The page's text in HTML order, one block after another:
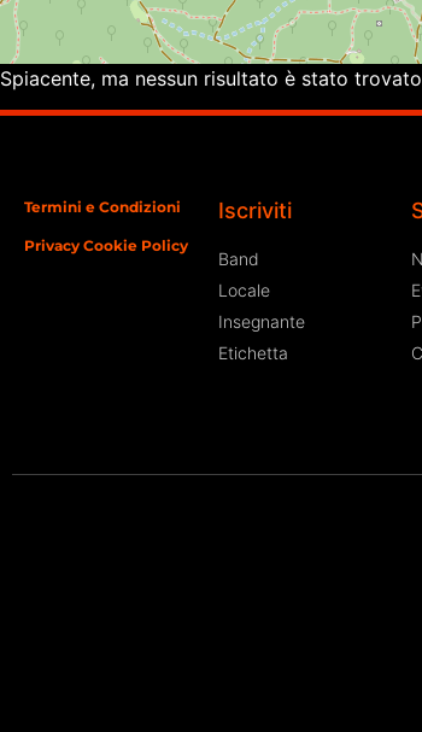
Spiacente, ma nessun risultato è stato
Termini e Condizioni
Privacy Cookie Policy
Iscriviti
Band
Locale
Insegnante
Etichetta